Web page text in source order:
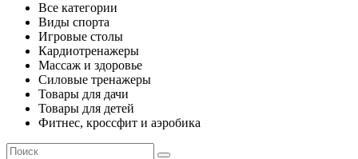
Все категории
Виды спорта
Игровые столы
Кардиотренажеры
Массаж и здоровье
Силовые тренажеры
Товары для дачи
Товары для детей
Фитнес, кроссфит и аэробика